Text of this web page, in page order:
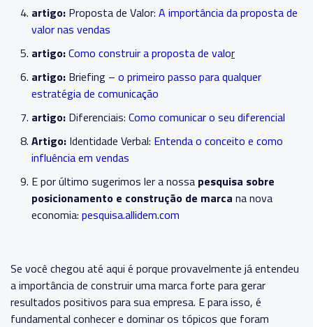
artigo: Proposta de Valor: A importância da proposta de
valor nas vendas
artigo:Como construir a proposta de valor
artigo: Briefing – o primeiro passo para qualquer
estratégia de comunicação
artigo: Diferenciais: Como comunicar o seu diferencial
Artigo: Identidade Verbal: Entenda o conceito e como
influência em vendas
E por último sugerimos ler a nossa pesquisa sobre
posicionamento e construção de marca na nova
economia: pesquisa.allidem.com
Se você chegou até aqui é porque provavelmente já entendeu
a importância de construir uma marca forte para gerar
resultados positivos para sua empresa. E para isso, é
fundamental conhecer e dominar os tópicos que foram